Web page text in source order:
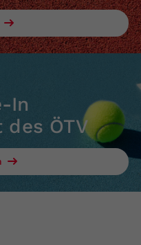
In
des ÖTV